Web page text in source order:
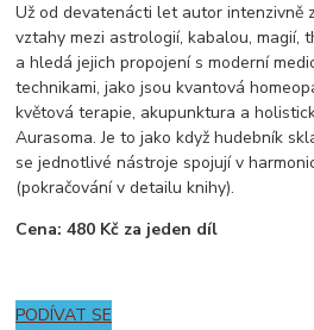
Už od devatenácti let autor intenzivně
vztahy mezi astrologií, kabalou, magií,
a hledá jejich propojení s moderní
technikami, jako jsou kvantová
květová terapie, akupunktura a
Aurasoma. Je to jako když hudebník
se jednotlivé nástroje spojují v
(pokračování v detailu knihy).
Cena: 480 Kč za jeden díl
PODÍVAT SE